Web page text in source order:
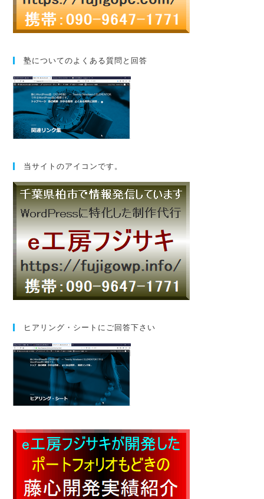
塾についてのよくある質問と回答
当サイトのアイコンです。
ヒアリング・シートにご回答下さい